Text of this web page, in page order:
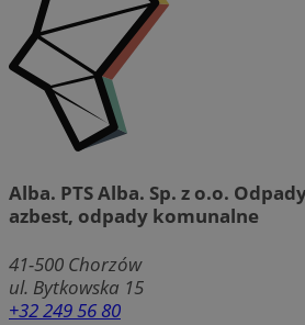
Alba. PTS Alba. Sp. z o.o.
azbest, odpady komunalne
41-500 Chorzów
ul. Bytkowska 15
+32 249 56 80